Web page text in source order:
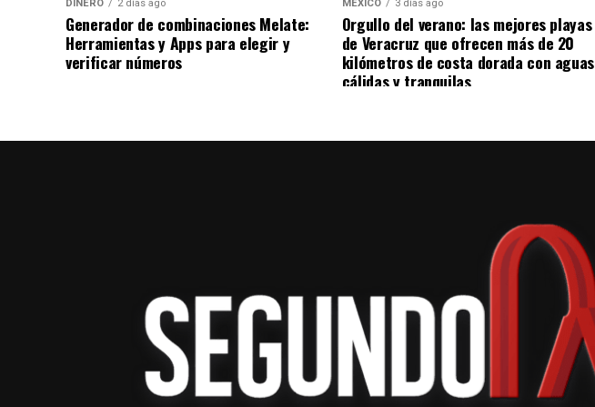
DINERO 2 días ago
Generador de combinaciones Melate:
Herramientas y Apps para elegir y
verificar números
MÉXICO 3 días ago
Orgullo del verano: las mejores playas
de Veracruz que ofrecen más de 20
kilómetros de costa dorada con aguas
cálidas y tranquilas